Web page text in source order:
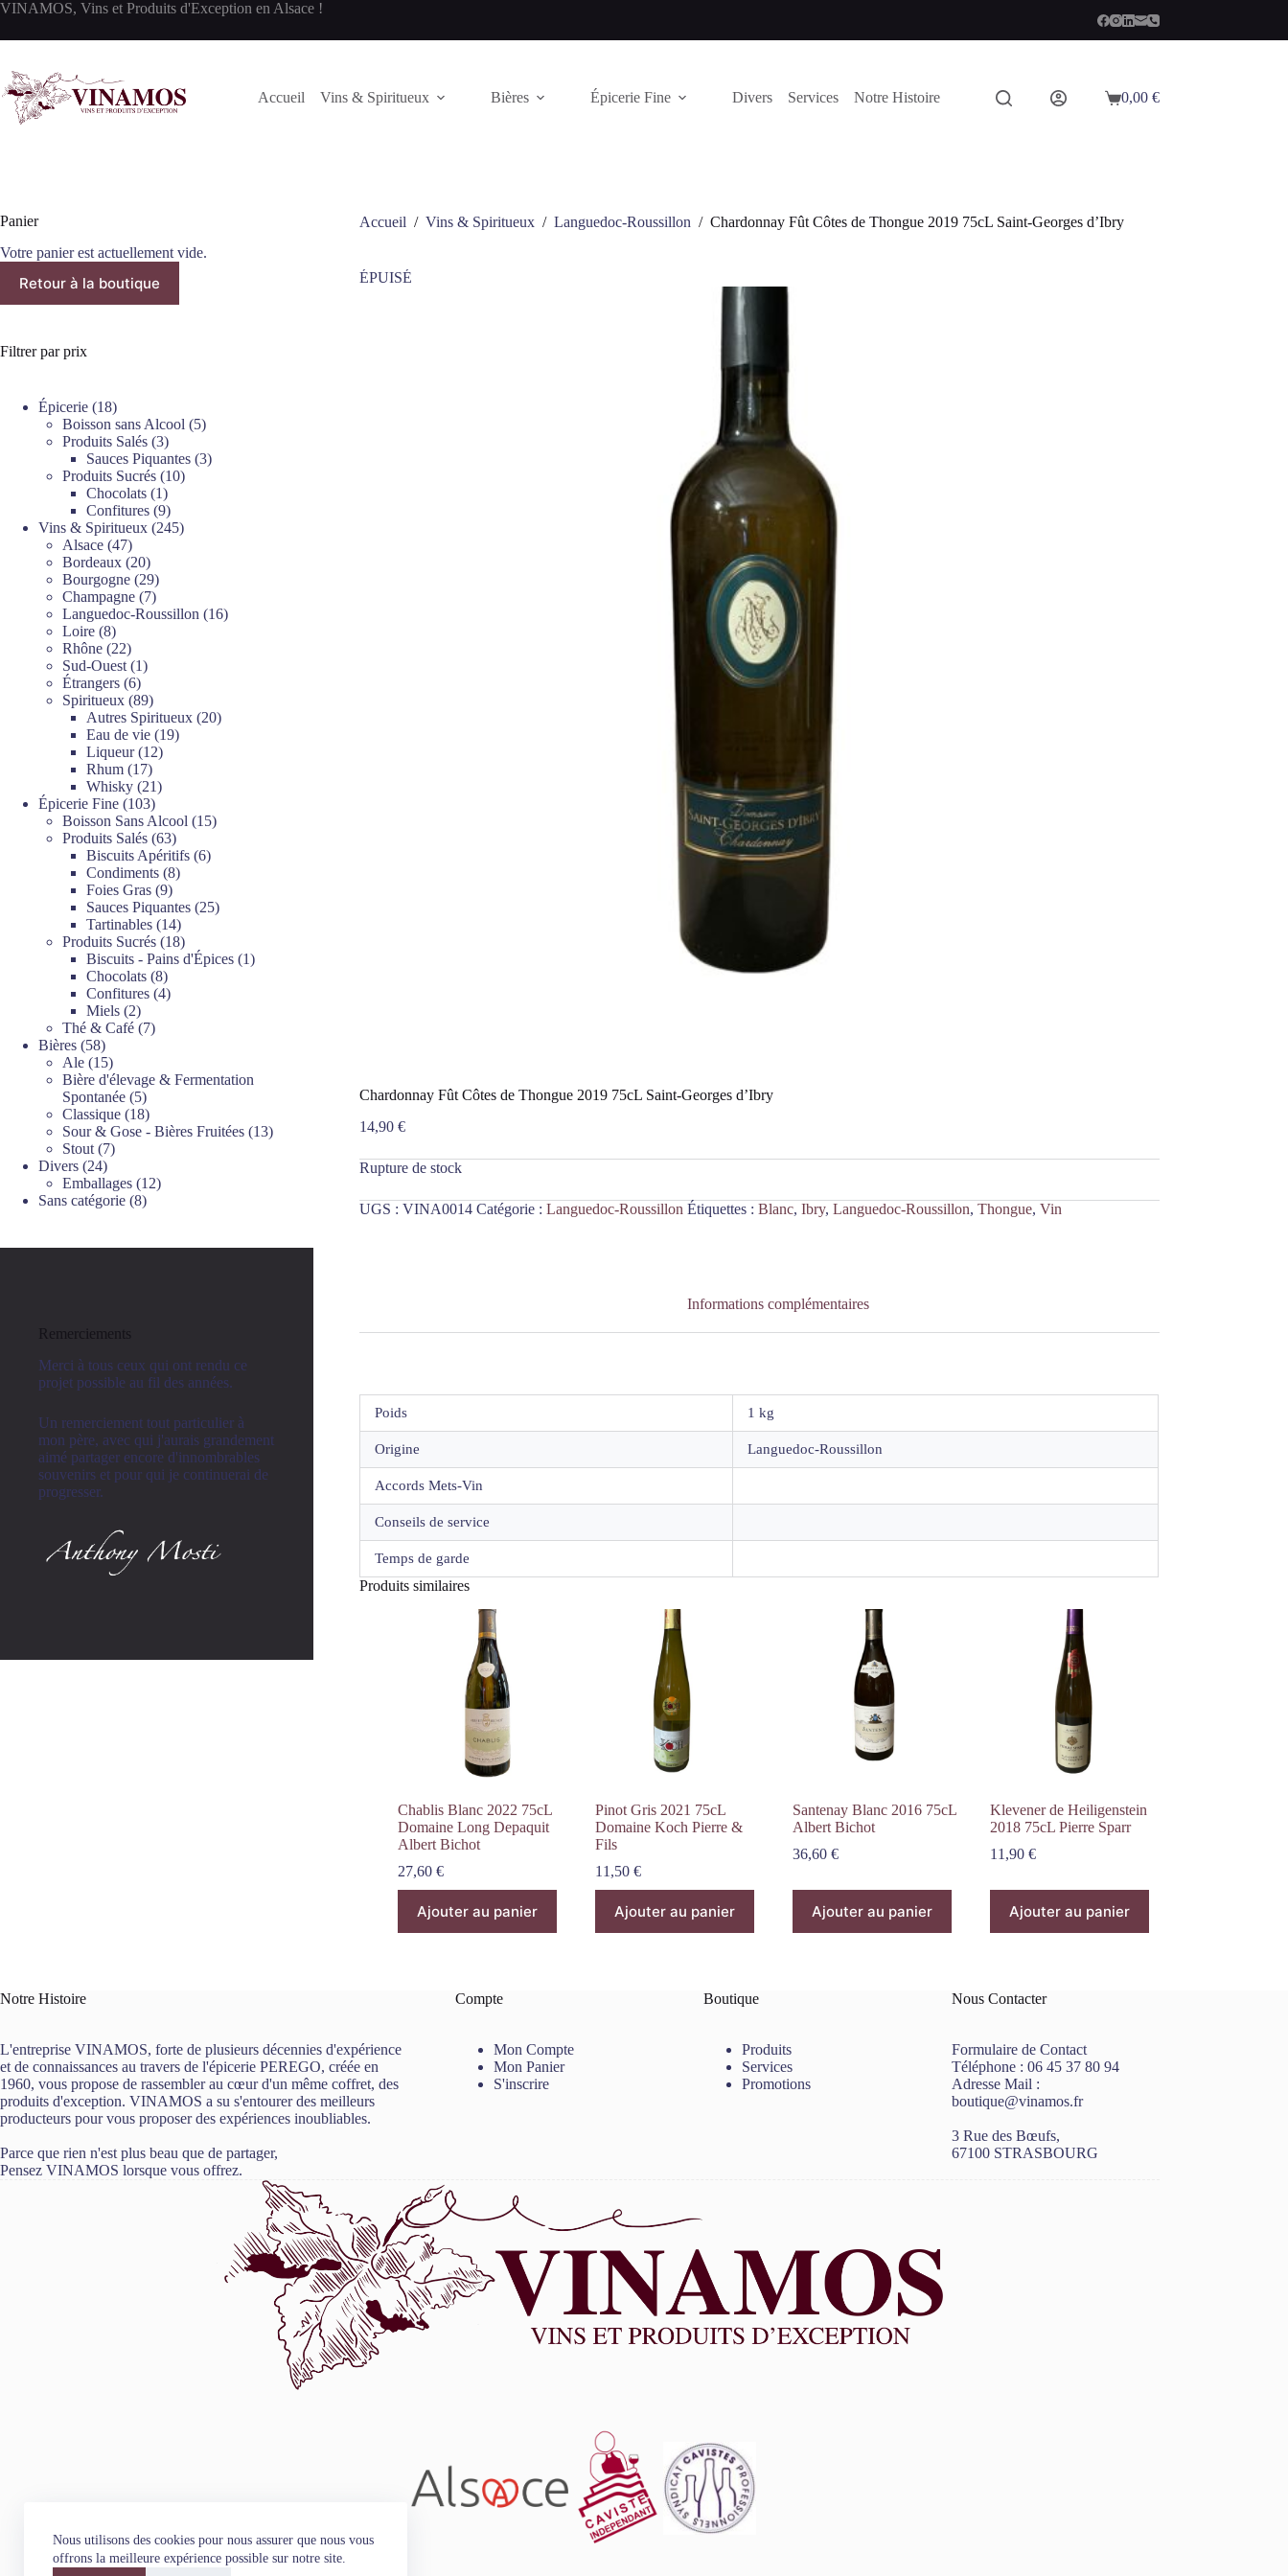
Passer
contenu
Nous utilisons des cookies pour nous assurer que nous vous
offrons la meilleure expérience possible sur notre site.
VINAMOS, Vins et Produits d'Exception en Alsace !
Accueil Vins & Spiritueux Bières Épicerie Fine Divers Services Notre Histoire
Panier
0,00 €
Accueil / Vins & Spiritueux / Languedoc-Roussillon / Chardonnay Fût Côtes de Thongue 2019 75cL Saint-Georges d’Ibry
ÉPUISÉ
Chardonnay Fût Côtes de Thongue 2019 75cL Saint-Georges d’Ibry
14,90 €
Rupture de stock
UGS : VINA0014 Catégorie : Languedoc-Roussillon Étiquettes : Blanc, Ibry, Languedoc-Roussillon, Thongue, Vin
Informations complémentaires
Poids 1 kg
Origine Languedoc-Roussillon
Accords Mets-Vin
Conseils de service
Temps de garde
Produits similaires
Chablis Blanc 2022 75cL
Domaine Long Depaquit
Albert Bichot
27,60 €
Ajouter au panier
Pinot Gris 2021 75cL
Domaine Koch Pierre &
Fils
11,50€
Ajouter au panier
Santenay Blanc 2016 75cL
Albert Bichot
36,60€
Ajouter au panier
Klevener de Heiligenstein
2018 75cL Pierre Sparr
11,90€
Ajouter au panier
Panier
Votre panier est actuellement vide.
Retour à la boutique
Filtrer par prix
Épicerie 1818
produits
Boisson sans Alcool 55
Produits Salés 33
produits
Sauces Piquantes 33
Produits Sucrés 1010
Chocolats 11
produit
Confitures 99
produits
Vins & Spiritueux 245245
Alsace 4747
produits
Bordeaux 2020
produits
Bourgogne 2929
produits
Champagne 77
produits
Languedoc-Roussillon 1616
Loire 88
produits
Rhône 2222
produits
Sud-Ouest 11
Étrangers 66
produits
Spiritueux 8989
produits
Autres Spiritueux 2020
Eau de vie 1919
Liqueur 1212
Rhum 1717
produits
Whisky 2121
Épicerie Fine 103103
produits
Boisson Sans Alcool 1515
Produits Salés 6363
produits
Biscuits Apéritifs 66
Condiments 88
Foies Gras 99
produits
Sauces Piquantes 2525
Tartinables 1414
produits
Produits Sucrés 1818
produits
Biscuits - Pains d'Épices 11
Chocolats 88
produits
Confitures 44
Miels 22
produits
Thé & Café 77
Bières 5858
produits
Ale 1515
produits
Bière d'élevage & Fermentation
Spontanée 55
produits
Classique 1818
produits
Sour & Gose - Bières Fruitées 1313
Stout 77
Divers 2424
produits
Emballages 1212
Sans catégorie 88
Remerciements
Merci à tous ceux qui ont rendu ce
projet possible au fil des années.
Un remerciement tout particulier à
mon père, avec qui j'aurais grandement
aimé partager encore d'innombrables
souvenirs et pour qui je continuerai de
progresser.
Notre Histoire
L'entreprise VINAMOS, forte de plusieurs décennies d'expérience
et de connaissances au travers de l'épicerie PEREGO, créée en
1960, vous propose de rassembler au cœur d'un même coffret, des
produits d'exception. VINAMOS a su s'entourer des meilleurs
producteurs pour vous proposer des expériences inoubliables.
Parce que rien n'est plus beau que de partager,
Pensez VINAMOS lorsque vous offrez.
Compte
Mon Compte
Mon Panier
S'inscrire
Boutique
Produits
Services
Promotions
Nous Contacter
Formulaire de Contact
Téléphone :06 45 37 80 94
Adresse Mail :
boutique@vinamos.fr
3 Rue des Bœufs,
67100 STRASBOURG